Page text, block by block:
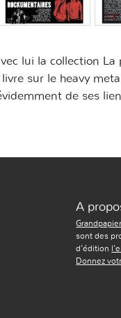
lui la collection
sur le heavy
de ses
A
Grandpapier
sont des
d'édition
Donnez